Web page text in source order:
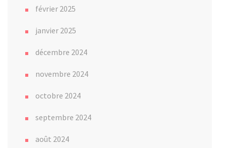
février 2025
janvier 2025
décembre 2024
novembre 2024
octobre 2024
septembre 2024
août 2024